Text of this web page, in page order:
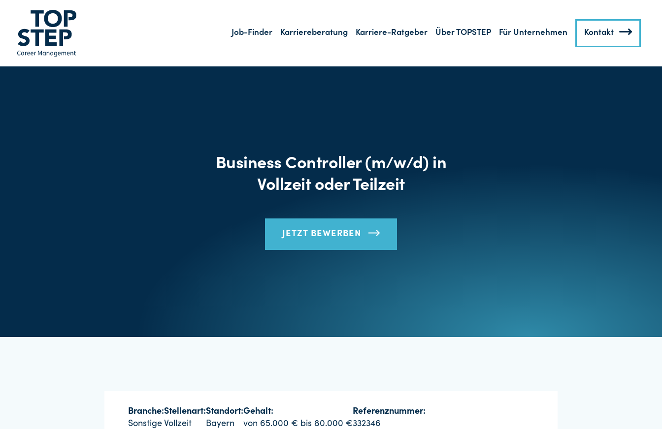
Job-Finder Karriereberatung Karriere-Ratgeber Über TOPSTEP Für Unternehmen Kontakt
Business Controller (m/w/d) in
Vollzeit oder Teilzeit
JETZT BEWERBEN
Branche:
Sonstige
Stellenart:
Vollzeit
Standort:
Bayern
Gehalt:
von 65.000 € bis 80.000 €
Referenznummer:
332346